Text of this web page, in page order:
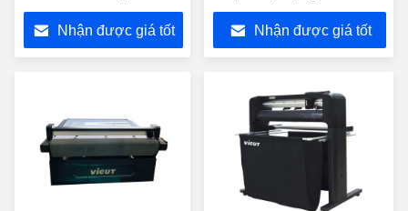
mừng CC-330
Nhận được giá tốt
dấu hiệu giao thông Bộ cắt
phim phản xạVFR1325
Nhận được giá tốt